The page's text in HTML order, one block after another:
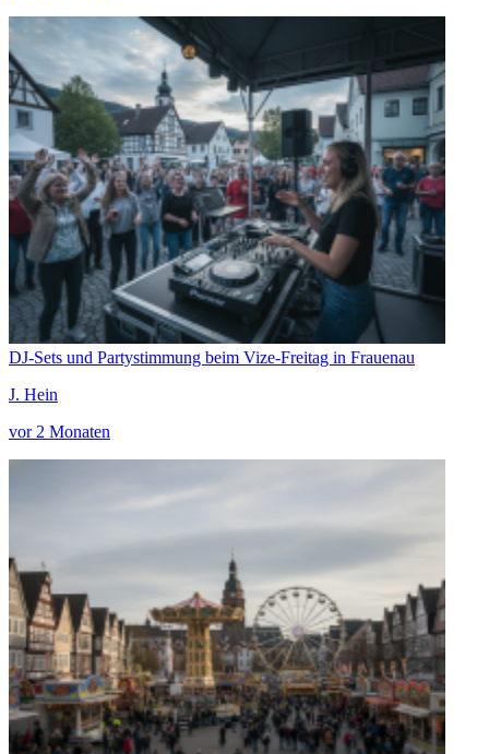
DJ-Sets und Partystimmung beim Vize-Freitag in Frauenau
J. Hein
vor 2 Monaten